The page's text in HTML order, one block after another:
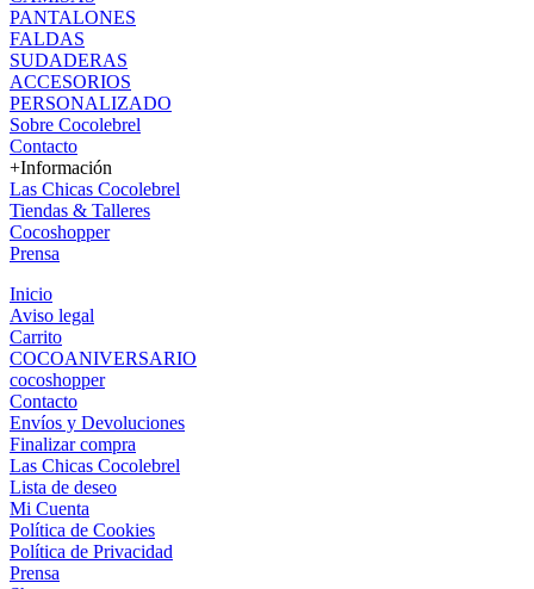
PANTALONES
FALDAS
SUDADERAS
ACCESORIOS
PERSONALIZADO
Sobre Cocolebrel
Contacto
+Información
Las Chicas Cocolebrel
Tiendas & Talleres
Cocoshopper
Prensa
Inicio
Aviso legal
Carrito
COCOANIVERSARIO
cocoshopper
Contacto
Envíos y Devoluciones
Finalizar compra
Las Chicas Cocolebrel
Lista de deseo
Mi Cuenta
Política de Cookies
Política de Privacidad
Prensa